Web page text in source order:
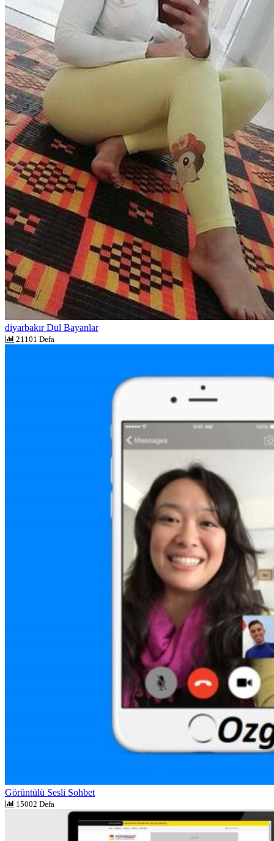
diyarbakır Dul Bayanlar
21101 Defa
Görüntülü Sesli Sohbet
15002 Defa